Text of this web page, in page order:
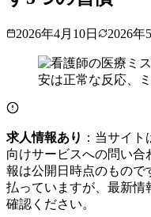
2026年4月10日 2026年
求人情報あり ：当サイ
向けサービスへの問い
報は公開日時点のもので
払っていますが、最新情
確認ください。